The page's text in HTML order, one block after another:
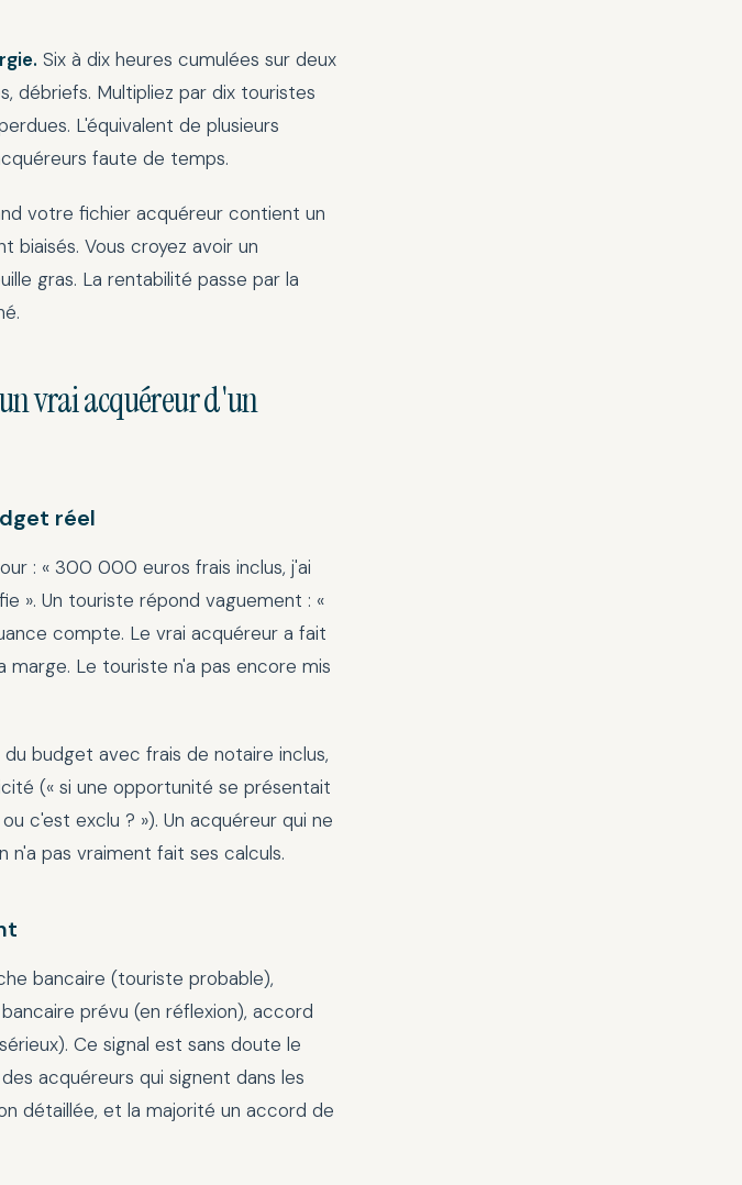
Six à dix heures cumulées sur deux
débriefs. Multipliez par dix touristes
L'équivalent de plusieurs
faute de temps.
votre fichier acquéreur contient un
biaisés. Vous croyez avoir un
gras. La rentabilité passe par la
vrai acquéreur d'un
réel
: « 300 000 euros frais inclus, j'ai
». Un touriste répond vaguement : «
compte. Le vrai acquéreur a fait
Le touriste n'a pas encore mis
budget avec frais de notaire inclus,
(« si une opportunité se présentait
c'est exclu ? »). Un acquéreur qui ne
n'a pas vraiment fait ses calculs.
bancaire (touriste probable),
prévu (en réflexion), accord
Ce signal est sans doute le
acquéreurs qui signent dans les
détaillée, et la majorité un accord de